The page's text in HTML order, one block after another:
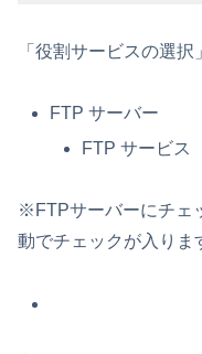
「役割サービスの選
FTP サーバー
FTP サービス
※FTPサーバーにチェ
動でチェックが入りま